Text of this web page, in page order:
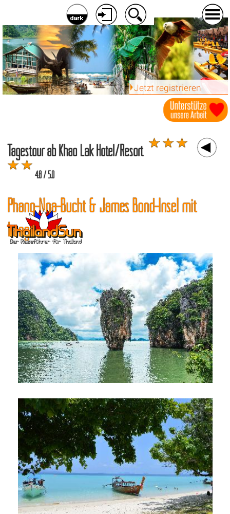
Jetzt registrieren
Tagestour ab Khao Lak Hotel/Resort
4.8 / 5.0
Phang-Nga-Bucht & James Bond-Insel mit
Langboot